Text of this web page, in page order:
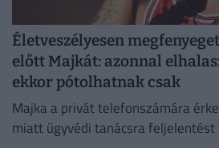
Életveszélyesen
előtt Majkát: azonnal
ekkor pótolhatnak csak
Majka a privát telefonszámára
miatt ügyvédi tanácsra